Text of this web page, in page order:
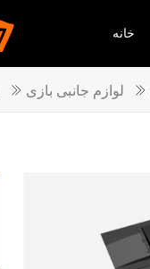
خانه
لوازم جانبی بازی